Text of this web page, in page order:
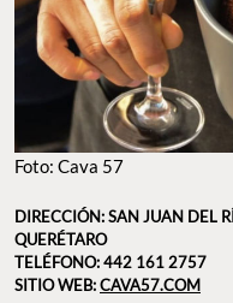
Foto: Cava 57
DIRECCIÓN: SAN JUAN DEL
QUERÉTARO
TELÉFONO: 442 161 2757
SITIO WEB:CAVA57.COM